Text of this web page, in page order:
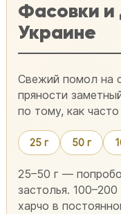
Фасовки и
Украине
Свежий помол на
пряности
по тому, как
25 г 50 г
25–50 г —
застолья.
харчо в